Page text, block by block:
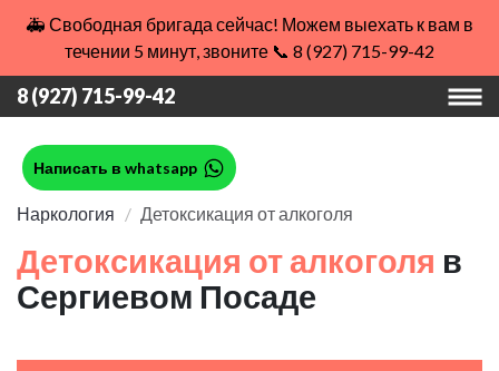
🚑 Свободная бригада сейчас! Можем выехать к вам в
течении 5 минут, звоните 📞 8 (927) 715-99-42
8 (927) 715-99-42
Написать в whatsapp
Наркология Детоксикация от алкоголя
Детоксикация от алкоголя в
Сергиевом Посаде